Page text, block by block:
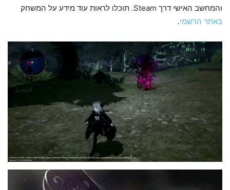
והמחשב האישי דרך Steam. תוכלו לראות עוד מידע על המשחק
באתר הרשמי.